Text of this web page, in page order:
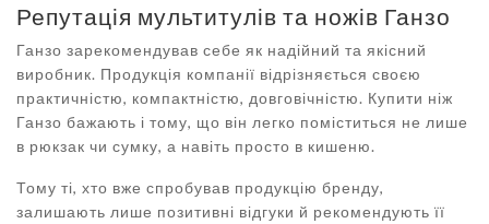
Репутація мультитулів та ножів Ганзо
Ганзо зарекомендував себе як надійний та якісний
виробник. Продукція компанії відрізняється своєю
практичністю, компактністю, довговічністю. Купити ніж
Ганзо бажають і тому, що він легко поміститься не лише
в рюкзак чи сумку, а навіть просто в кишеню.
Тому ті, хто вже спробував продукцію бренду,
залишають лише позитивні відгуки й рекомендують її